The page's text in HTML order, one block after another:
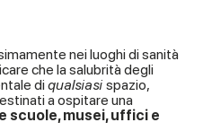
nei luoghi di sanità
che la salubrità degli
diqualsiasi spazio,
a ospitare una
scuole, musei, uffici e